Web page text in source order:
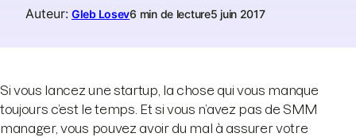
Auteur: Gleb Losev6 min de lecture5 juin 2017
Si vous lancez une startup, la chose qui vous manque
toujours c’est le temps. Et si vous n’avez pas de SMM
manager, vous pouvez avoir du mal à assurer votre